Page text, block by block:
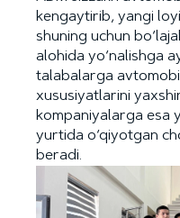
kengaytirib, yangi
shuning uchun
alohida yo‘nalishga
talabalarga
xususiyatlarini
kompaniyalarga esa
yurtida o‘qiyotgan
beradi.